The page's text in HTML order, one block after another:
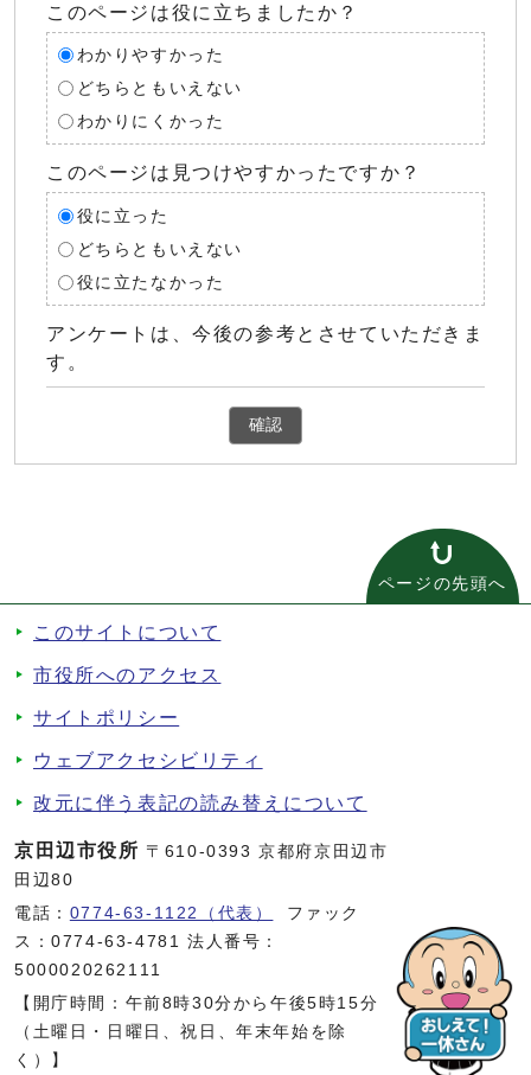
このページは役に立ちましたか？
わかりやすかった
どちらともいえない
わかりにくかった
このページは見つけやすかったですか？
役に立った
どちらともいえない
役に立たなかった
アンケートは、今後の参考とさせていただきま
す。
確認
ページの先頭へ
このサイトについて
市役所へのアクセス
サイトポリシー
ウェブアクセシビリティ
改元に伴う表記の読み替えについて
京田辺市役所 〒610-0393 京都府京田辺市
田辺80
電話： 0774-63-1122（代表）
ファック
ス：0774-63-4781 法人番号：
5000020262111
【開庁時間：午前8時30分から午後5時15分
（土曜日・日曜日、祝日、年末年始を除
く）】